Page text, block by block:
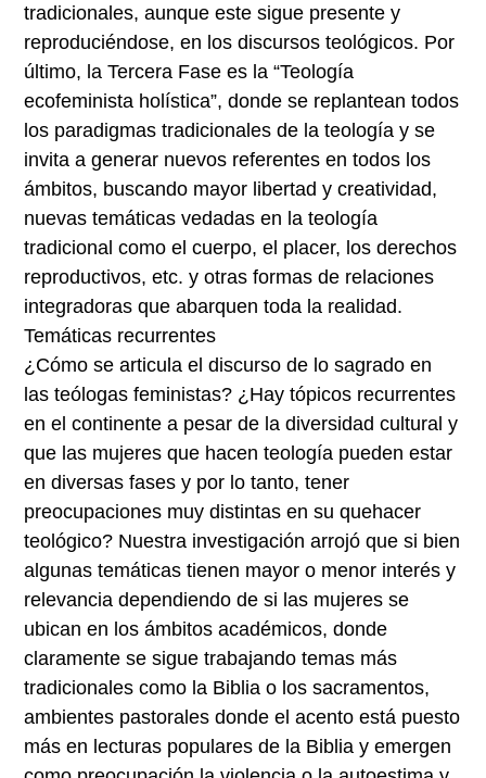
tradicionales, aunque este sigue presente y
reproduciéndose, en los discursos teológicos. Por
último, la Tercera Fase es la “Teología
ecofeminista holística”, donde se replantean todos
los paradigmas tradicionales de la teología y se
invita a generar nuevos referentes en todos los
ámbitos, buscando mayor libertad y creatividad,
nuevas temáticas vedadas en la teología
tradicional como el cuerpo, el placer, los derechos
reproductivos, etc. y otras formas de relaciones
integradoras que abarquen toda la realidad.
Temáticas recurrentes
¿Cómo se articula el discurso de lo sagrado en
las teólogas feministas? ¿Hay tópicos recurrentes
en el continente a pesar de la diversidad cultural y
que las mujeres que hacen teología pueden estar
en diversas fases y por lo tanto, tener
preocupaciones muy distintas en su quehacer
teológico? Nuestra investigación arrojó que si bien
algunas temáticas tienen mayor o menor interés y
relevancia dependiendo de si las mujeres se
ubican en los ámbitos académicos, donde
claramente se sigue trabajando temas más
tradicionales como la Biblia o los sacramentos,
ambientes pastorales donde el acento está puesto
más en lecturas populares de la Biblia y emergen